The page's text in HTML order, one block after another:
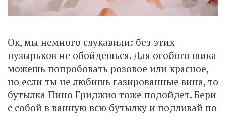
Ок, мы немного слукавили: без этих
пузырьков не обойдешься. Для особого шика
можешь попробовать розовое или красное,
но если ты не любишь газированные вина, то
бутылка Пино Гриджио тоже подойдет. Бери
с собой в ванную всю бутылку и подливай по